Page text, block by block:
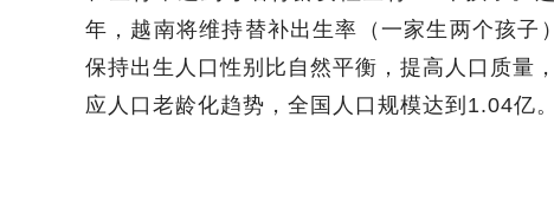
年，越南将维持替补出生率（一家生两个孩子
保持出生人口性别比自然平衡，提高人口质量
应人口老龄化趋势，全国人口规模达到1.04亿。